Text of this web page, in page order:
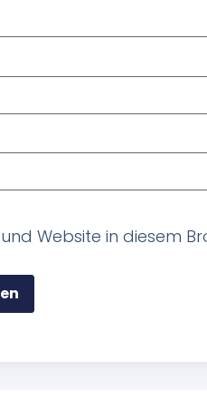
Website in diesem